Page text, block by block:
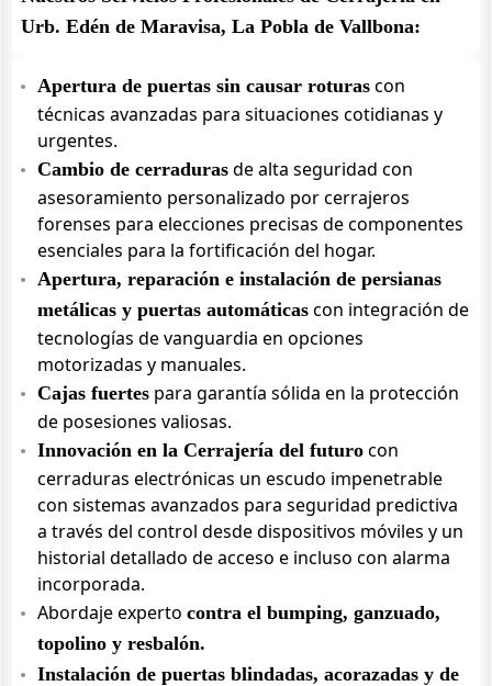
Urb. Edén de Maravisa, La Pobla de Vallbona:
Apertura de puertas sin causar roturas con
técnicas avanzadas para situaciones cotidianas y
urgentes.
Cambio de cerraduras de alta seguridad con
asesoramiento personalizado por cerrajeros
forenses para elecciones precisas de componentes
esenciales para la fortificación del hogar.
Apertura, reparación e instalación de persianas
metálicas y puertas automáticas con integración de
tecnologías de vanguardia en opciones
motorizadas y manuales.
Cajas fuertes para garantía sólida en la protección
de posesiones valiosas.
Innovación en la Cerrajería del futuro con
cerraduras electrónicas un escudo impenetrable
con sistemas avanzados para seguridad predictiva
a través del control desde dispositivos móviles y un
historial detallado de acceso e incluso con alarma
incorporada.
Abordaje experto contra el bumping, ganzuado,
topolino y resbalón.
Instalación de puertas blindadas, acorazadas y de